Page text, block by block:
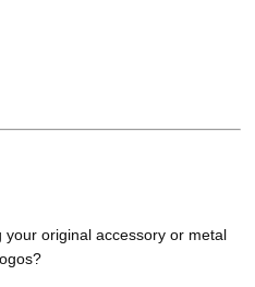
original accessory or metal